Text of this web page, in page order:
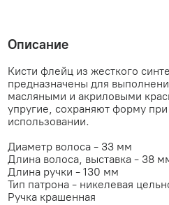
Описание
Кисти флейц из жесткого
предназначены для
масляными и акриловыми
упругие, сохраняют форму
использовании.
Диаметр волоса - 33 мм
Длина волоса, выставка - 38
Длина ручки - 130 мм
Тип патрона - никелевая
Ручка крашенная